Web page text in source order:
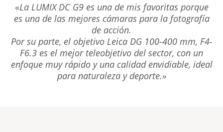
«La LUMIX DC G9 es una de mis favoritas porque
es una de las mejores cámaras para la fotografía
de acción.
Por su parte, el objetivo Leica DG 100-400 mm, F4-
F6.3 es el mejor teleobjetivo del sector, con un
enfoque muy rápido y una calidad envidiable, ideal
para naturaleza y deporte.»